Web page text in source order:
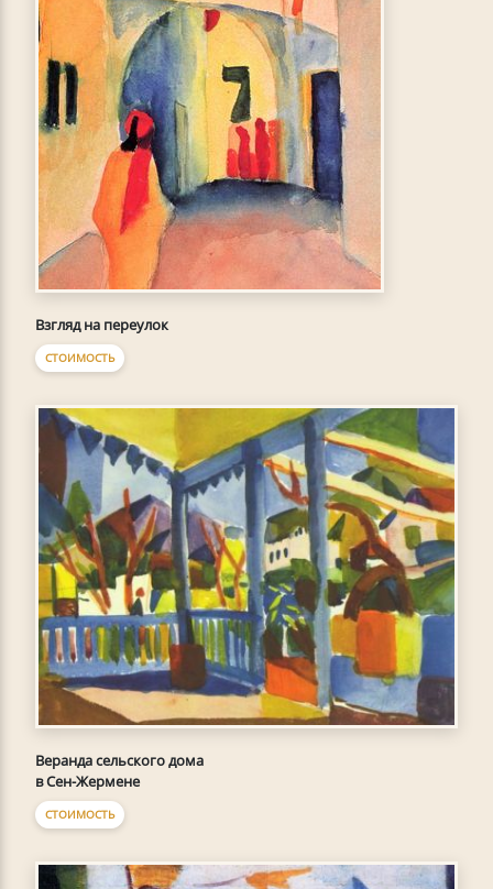
Взгляд на переулок
СТОИМОСТЬ
Веранда сельского дома
в Сен-Жермене
СТОИМОСТЬ